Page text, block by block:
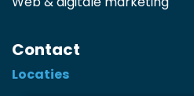
Contact
Locaties